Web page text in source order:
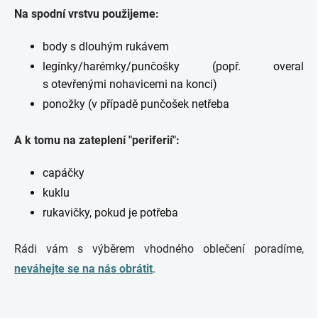
Na spodní vrstvu použijeme:
body s dlouhým rukávem
legínky/harémky/punčošky (popř. overal
s otevřenými nohavicemi na konci)
ponožky (v případě punčošek netřeba
A k tomu na zateplení "periferií":
capáčky
kuklu
rukavičky, pokud je potřeba
Rádi vám s výběrem vhodného oblečení poradíme,
neváhejte se na nás obrátit.